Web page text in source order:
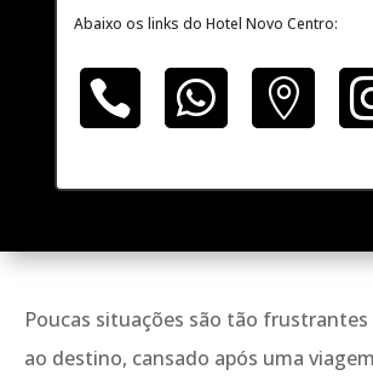
Abaixo os links do Hotel Novo Centro:
  
Poucas situações são tão
ao destino, cansado após uma